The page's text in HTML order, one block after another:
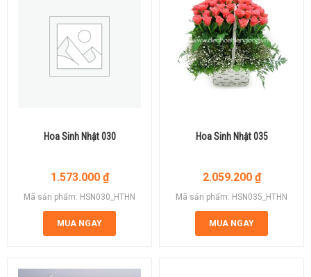
Hoa Sinh Nhật 030
1.573.000 ₫
Mã sản phẩm: HSN030_HTHN
MUA NGAY
Hoa Sinh Nhật 035
2.059.200 ₫
Mã sản phẩm: HSN035_HTHN
MUA NGAY